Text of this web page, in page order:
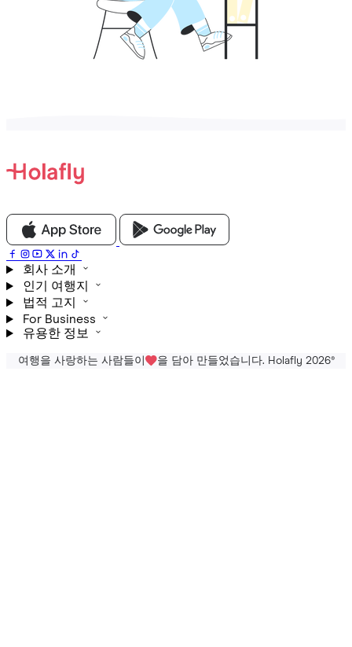
회사 소개
인기 여행지
법적 고지
For Business
유용한 정보
여행을 사랑하는 사람들이 을 담아 만들었습니다. Holafly 2026®